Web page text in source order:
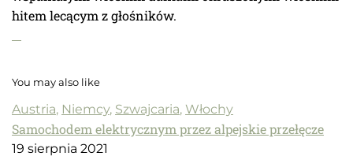
hitem lecącym z głośników.
You may also like
Austria, Niemcy, Szwajcaria, Włochy
Samochodem elektrycznym przez alpejskie przełęcze
19 sierpnia 2021